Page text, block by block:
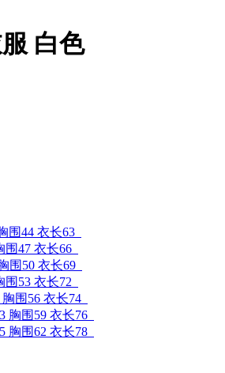
白色
围44 衣长63
围47 衣长66
围50 衣长69
围53 衣长72
围56 衣长74
胸围59 衣长76
胸围62 衣长78